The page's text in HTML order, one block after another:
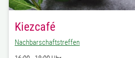
Kiezcafé
Nachbarschaftstreffen